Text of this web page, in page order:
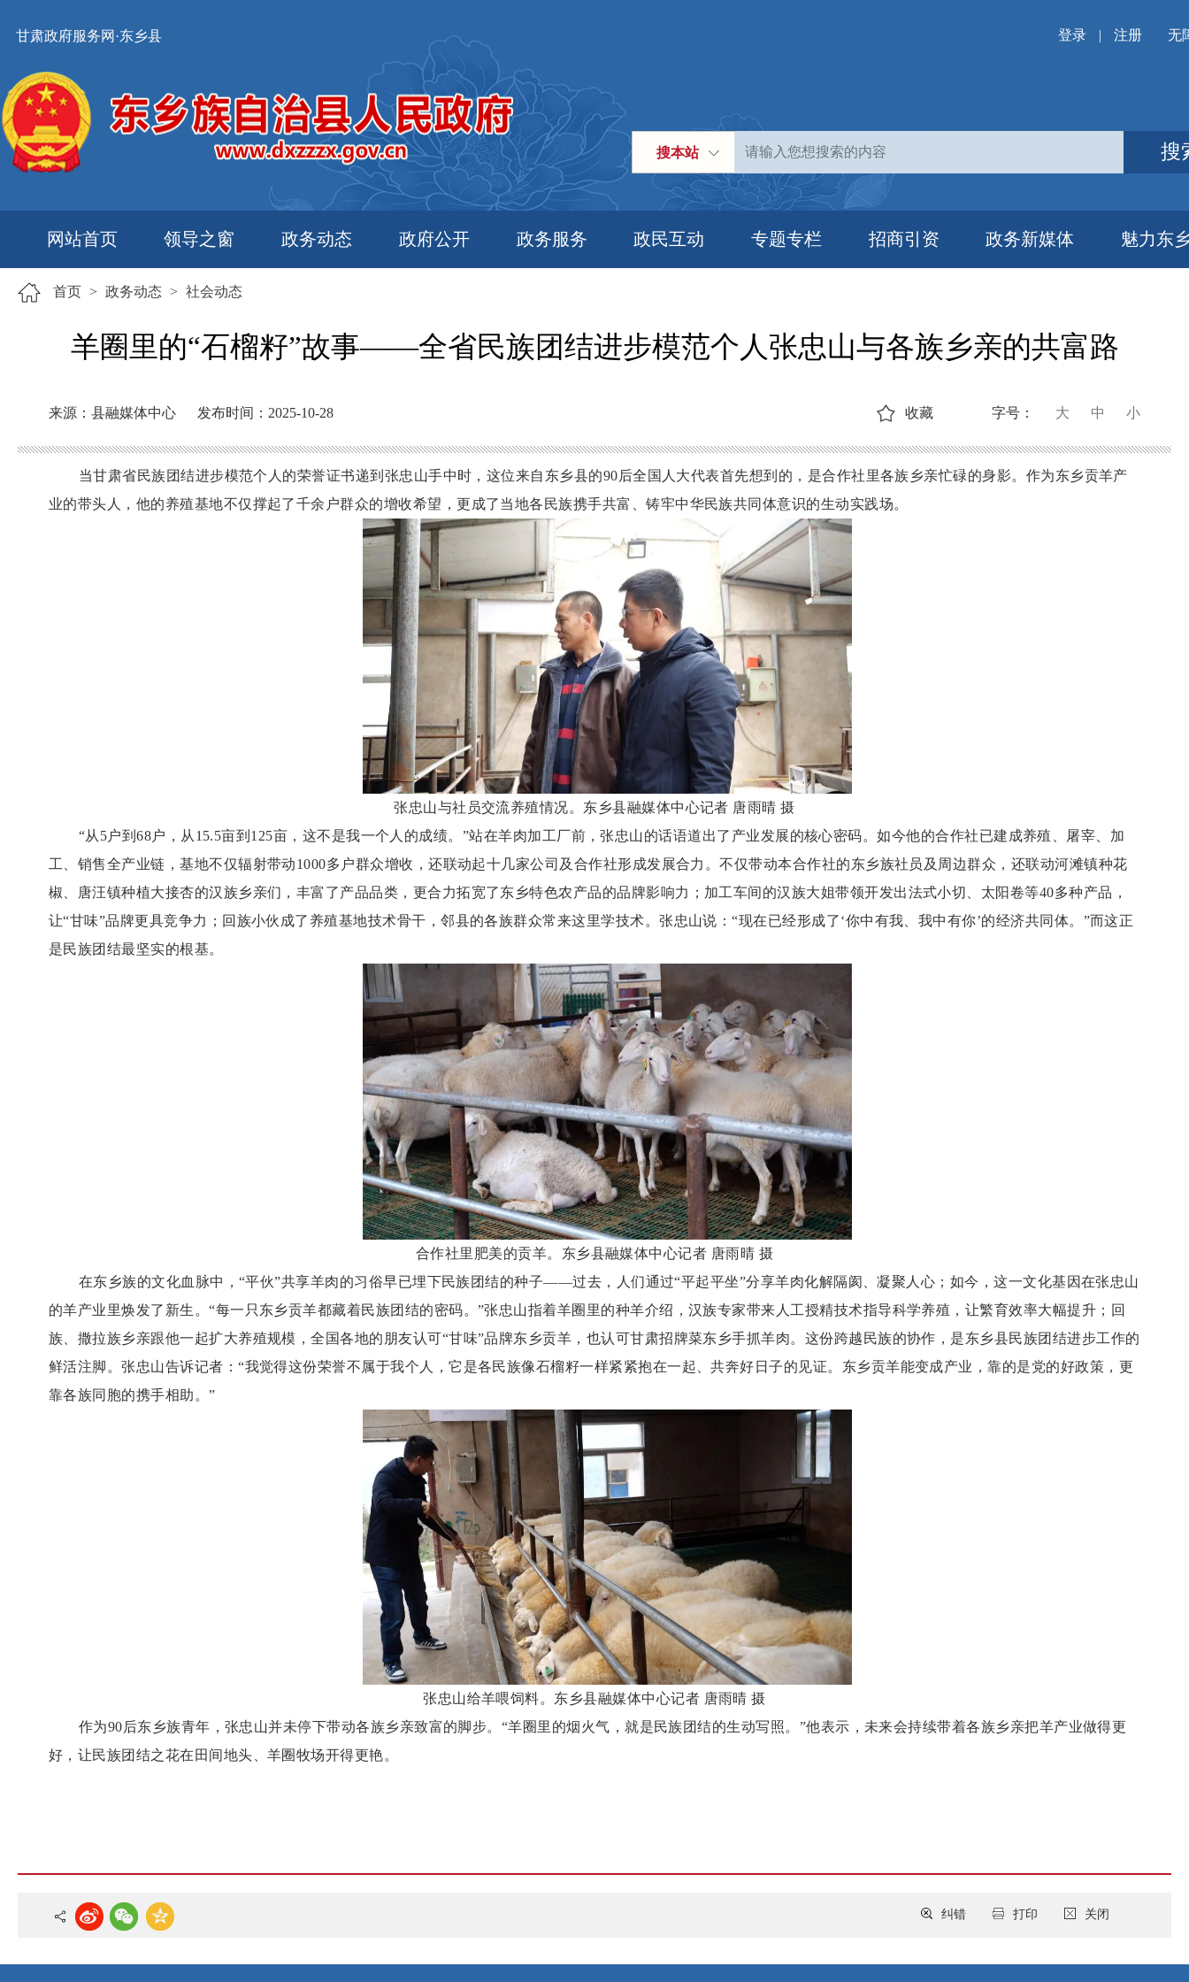
甘肃政府服务网·东乡县 登录 | 注册 无
搜本站 搜
网站首页 领导之窗 政务动态 政府公开 政务服务 政民互动 专题专栏 招商引资 政务新媒体 魅力东
首页 > 政务动态 > 社会动态
羊圈里的“石榴籽”故事——全省民族团结进步模范个人张忠山与各族乡亲的共富路
来源：县融媒体中心 发布时间：2025-10-28 字号： 大 中 小
收藏
当甘肃省民族团结进步模范个人的荣誉证书递到张忠山手中时，这位来自东乡县的90后全国人大代表首先想到的，是合作社里各族乡亲忙碌的身影。作为东乡贡羊产
业的带头人，他的养殖基地不仅撑起了千余户群众的增收希望，更成了当地各民族携手共富、铸牢中华民族共同体意识的生动实践场。
张忠山与社员交流养殖情况。东乡县融媒体中心记者 唐雨晴 摄
“从5户到68户，从15.5亩到125亩，这不是我一个人的成绩。”站在羊肉加工厂前，张忠山的话语道出了产业发展的核心密码。如今他的合作社已建成养殖、屠宰、加
工、销售全产业链，基地不仅辐射带动1000多户群众增收，还联动起十几家公司及合作社形成发展合力。不仅带动本合作社的东乡族社员及周边群众，还联动河滩镇种花
椒、唐汪镇种植大接杏的汉族乡亲们，丰富了产品品类，更合力拓宽了东乡特色农产品的品牌影响力；加工车间的汉族大姐带领开发出法式小切、太阳卷等40多种产品，
让“甘味”品牌更具竞争力；回族小伙成了养殖基地技术骨干，邻县的各族群众常来这里学技术。张忠山说：“现在已经形成了‘你中有我、我中有你’的经济共同体。”而这正
是民族团结最坚实的根基。
合作社里肥美的贡羊。东乡县融媒体中心记者 唐雨晴 摄
在东乡族的文化血脉中， “平伙”共享羊肉的习俗早已埋下民族团结的种子——过去，人们通过“平起平坐”分享羊肉化解隔阂、凝聚人心；如今，这一文化基因在张忠山
的羊产业里焕发了新生。“每一只东乡贡羊都藏着民族团结的密码。”张忠山指着羊圈里的种羊介绍，汉族专家带来人工授精技术指导科学养殖，让繁育效率大幅提升；回
族、撒拉族乡亲跟他一起扩大养殖规模，全国各地的朋友认可“甘味”品牌东乡贡羊，也认可甘肃招牌菜东乡手抓羊肉。这份跨越民族的协作，是东乡县民族团结进步工作的
鲜活注脚。张忠山告诉记者：“我觉得这份荣誉不属于我个人，它是各民族像石榴籽一样紧紧抱在一起、共奔好日子的见证。东乡贡羊能变成产业，靠的是党的好政策，更
靠各族同胞的携手相助。”
张忠山给羊喂饲料。东乡县融媒体中心记者 唐雨晴 摄
作为90后东乡族青年，张忠山并未停下带动各族乡亲致富的脚步。“羊圈里的烟火气，就是民族团结的生动写照。”他表示，未来会持续带着各族乡亲把羊产业做得更
好，让民族团结之花在田间地头、羊圈牧场开得更艳。
关闭
打印
纠错